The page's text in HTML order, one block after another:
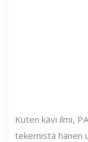
Kuten kävi ilmi,
tekemistä hänen